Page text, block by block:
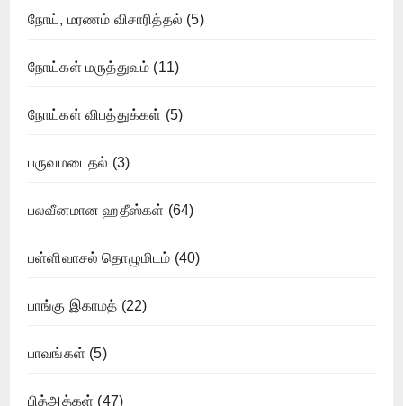
நோய், மரணம் விசாரித்தல் (5)
நோய்கள் மருத்துவம் (11)
நோய்கள் விபத்துக்கள் (5)
பருவமடைதல் (3)
பலவீனமான ஹதீஸ்கள் (64)
பள்ளிவாசல் தொழுமிடம் (40)
பாங்கு இகாமத் (22)
பாவங்கள் (5)
பித்அத்கள் (47)